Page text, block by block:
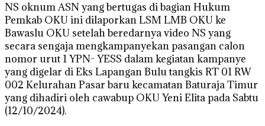
NS oknum ASN yang bertugas di bagian Hukum
Pemkab OKU ini dilaporkan LSM LMB OKU ke
Bawaslu OKU setelah beredarnya video NS yang
secara sengaja mengkampanyekan pasangan calon
nomor urut 1 YPN- YESS dalam kegiatan kampanye
yang digelar di Eks Lapangan Bulu tangkis RT 01 RW
002 Kelurahan Pasar baru kecamatan Baturaja Timur
yang dihadiri oleh cawabup OKU Yeni Elita pada Sabtu
(12/10/2024).